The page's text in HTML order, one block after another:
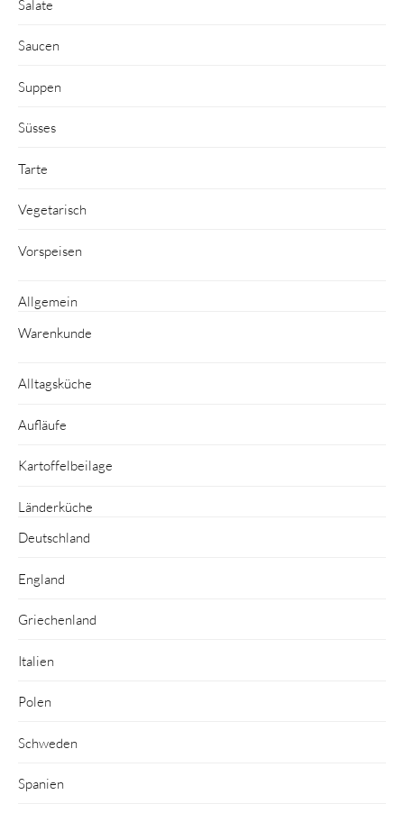
Salate
Saucen
Suppen
Süsses
Tarte
Vegetarisch
Vorspeisen
Allgemein
Warenkunde
Alltagsküche
Aufläufe
Kartoffelbeilage
Länderküche
Deutschland
England
Griechenland
Italien
Polen
Schweden
Spanien